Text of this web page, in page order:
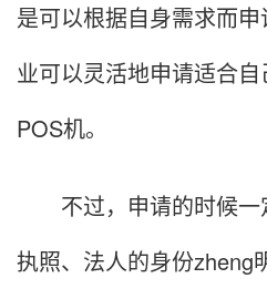
是可以根据自身需求而
业可以灵活地申请适合
POS机。
不过，申请的时候一
执照、法人的身份zheng